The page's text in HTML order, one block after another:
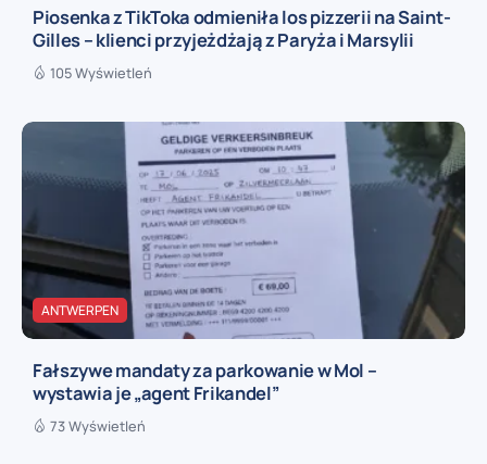
Piosenka z TikToka odmieniła los pizzerii na Saint-
Gilles – klienci przyjeżdżają z Paryża i Marsylii
105 Wyświetleń
ANTWERPEN
Fałszywe mandaty za parkowanie w Mol –
wystawia je „agent Frikandel”
73 Wyświetleń